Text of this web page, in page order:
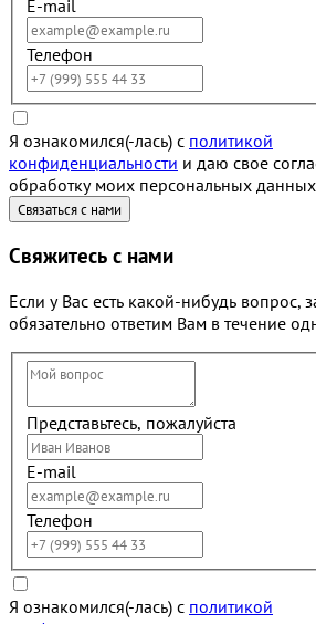
E-mail
Телефон
Я ознакомился(-лась) с политикой
конфиденциальности и даю свое
обработку моих персональных
Свяжитесь с нами
Если у Вас есть какой-нибудь вопрос,
обязательно ответим Вам в течение
Представьтесь, пожалуйста
E-mail
Телефон
Я ознакомился(-лась) с политикой